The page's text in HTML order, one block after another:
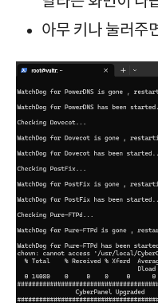
아무 키나 눌러주